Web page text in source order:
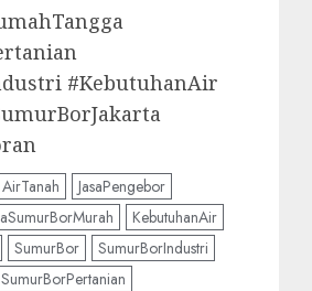
#KebutuhanAir
AirTanah
JasaPengebor
KebutuhanAir
SumurBor
SumurBorIndustri
SumurBorPertanian